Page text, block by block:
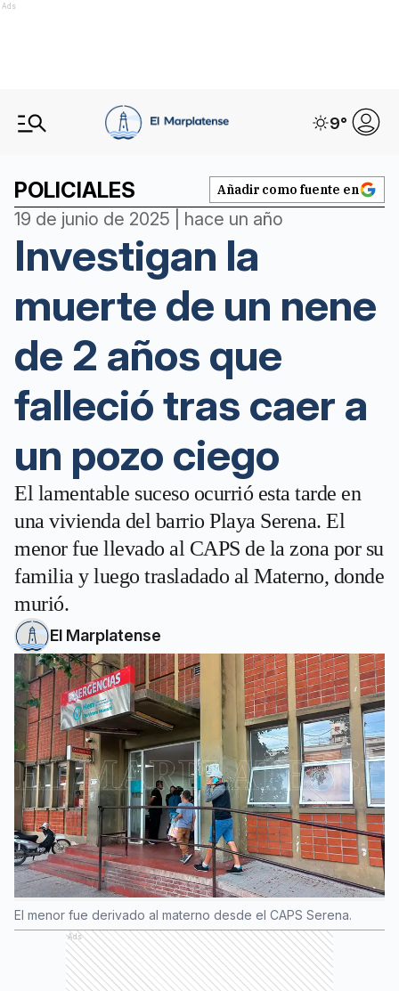
Ads
9°
POLICIALES Añadir como fuente en
19 de junio de 2025 | hace un año
Investigan la
muerte de un nene
de 2 años que
falleció tras caer a
un pozo ciego
El lamentable suceso ocurrió esta tarde en
una vivienda del barrio Playa Serena. El
menor fue llevado al CAPS de la zona por su
familia y luego trasladado al Materno, donde
murió.
El Marplatense
El menor fue derivado al materno desde el CAPS Serena.
Ads